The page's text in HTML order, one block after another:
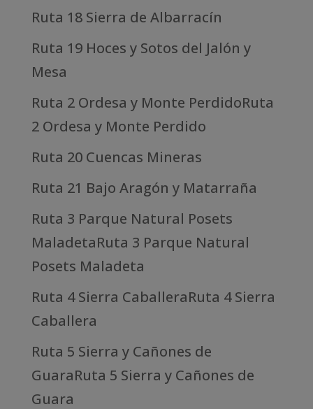
Ruta 18 Sierra de Albarracín
Ruta 19 Hoces y Sotos del Jalón y
Mesa
Ruta 2 Ordesa y Monte PerdidoRuta
2 Ordesa y Monte Perdido
Ruta 20 Cuencas Mineras
Ruta 21 Bajo Aragón y Matarraña
Ruta 3 Parque Natural Posets
MaladetaRuta 3 Parque Natural
Posets Maladeta
Ruta 4 Sierra CaballeraRuta 4 Sierra
Caballera
Ruta 5 Sierra y Cañones de
GuaraRuta 5 Sierra y Cañones de
Guara